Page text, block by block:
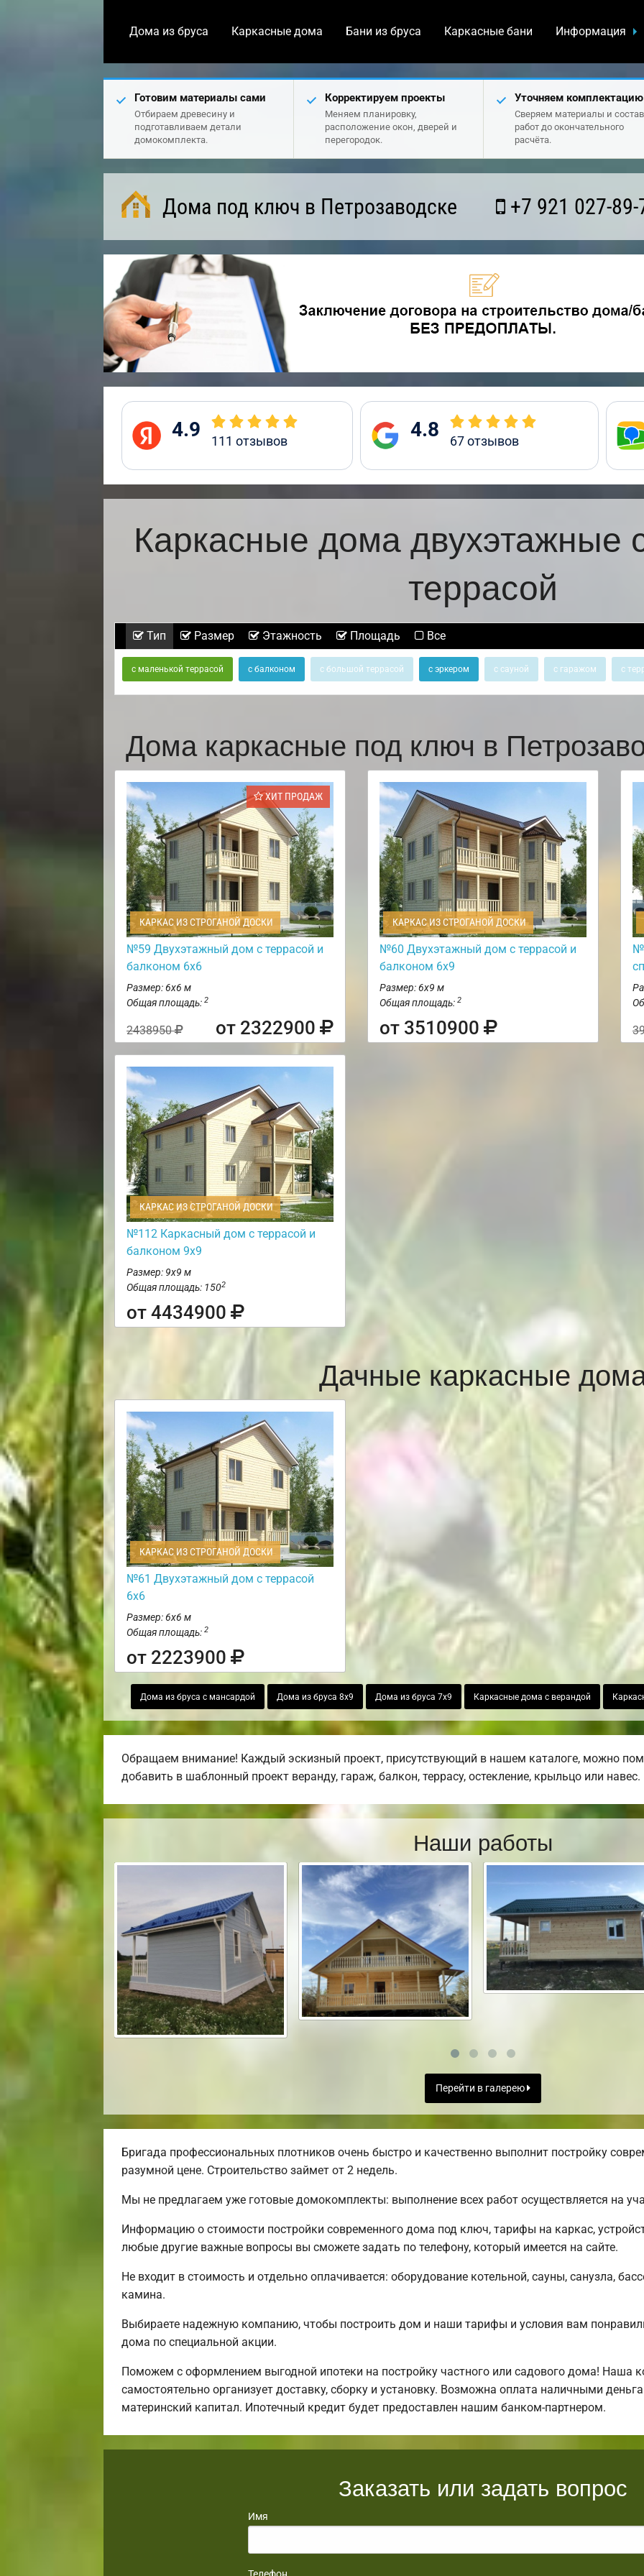
Дома из бруса Каркасные дома Бани из бруса Каркасные бани Информация
Готовим материалы сами
Отбираем древесину и
подготавливаем детали
домокомплекта.
Корректируем проекты
Меняем планировку,
расположение окон, дверей и
перегородок.
Уточняем комплектацию
Сверяем материалы и состав
работ до окончательного
расчёта.
Дома под ключ в Петрозаводске +7 921 027-89-
4.9 111 отзывов 4.8 67отзывов
Каркасные дома двухэтажные
террасой
Тип Размер Этажность Площадь Все
с маленькой террасой с балконом с большой террасой с эркером с сауной с гаражом с
Дома каркасные под ключ в
ХИТ ПРОДАЖ
КАРКАС ИЗ СТРОГАНОЙ ДОСКИ
№59 Двухэтажный дом с террасой и
балконом 6х6
Размер: 6х6 м
Общая площадь: 2
2438950 от 2322900
КАРКАС ИЗ СТРОГАНОЙ ДОСКИ
№60 Двухэтажный дом с террасой и
балконом 6х9
Размер: 6х9 м
Общая площадь: 2
от 3510900
КАРКАС ИЗ СТРОГАНОЙ ДОСКИ
№112 Каркасный дом с террасой и
балконом 9х9
Размер: 9х9 м
Общая площадь: 1502
от 4434900
Дачные каркасные
КАРКАС ИЗ СТРОГАНОЙ ДОСКИ
№61 Двухэтажный дом с террасой
6х6
Размер: 6х6 м
Общая площадь: 2
от 2223900
Дома из бруса с мансардой Дома из бруса 8х9 Дома из бруса 7х9 Каркасные дома с верандой
Обращаем внимание! Каждый эскизный проект, присутствующий в нашем каталоге, можно
добавить в шаблонный проект веранду, гараж, балкон, террасу, остекление, крыльцо или навес.
Наши работы
Перейти в галерею
Бригада профессиональных плотников очень быстро и качественно выполнит постройку
разумной цене. Строительство займет от 2 недель.
Мы не предлагаем уже готовые домокомплекты: выполнение всех работ осуществляется на
Информацию о стоимости постройки современного дома под ключ, тарифы на каркас,
любые другие важные вопросы вы сможете задать по телефону, который имеется на сайте.
Не входит в стоимость и отдельно оплачивается: оборудование котельной, сауны, санузла,
камина.
Выбираете надежную компанию, чтобы построить дом и наши тарифы и условия вам
дома по специальной акции.
Поможем с оформлением выгодной ипотеки на постройку частного или садового дома! Наша
самостоятельно организует доставку, сборку и установку. Возможна оплата наличными
материнский капитал. Ипотечный кредит будет предоставлен нашим банком-партнером.
Заказать или задать вопрос
Имя